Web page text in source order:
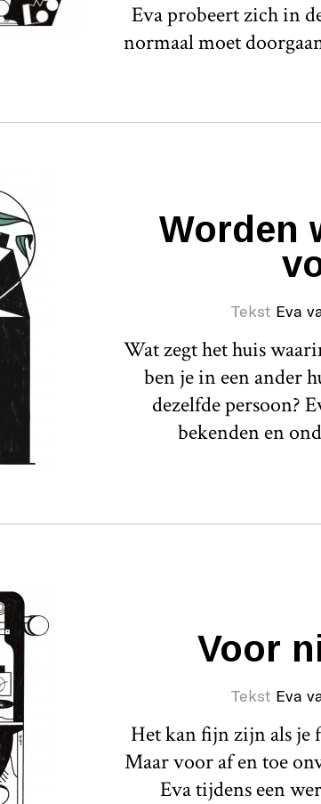
Eva probeert zich in
normaal moet
Worden
Tekst Eva
Wat zegt het huis
ben je in een ander
dezelfde persoon?
bekenden en
Voor
Tekst Eva
Het kan fijn zijn als je
Maar voor af en toe
Eva tijdens een